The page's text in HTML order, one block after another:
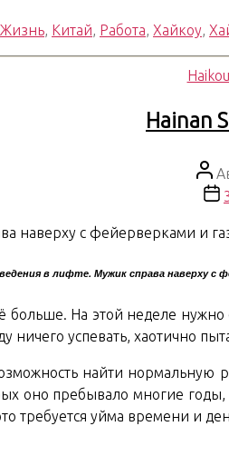
Жизнь, Китай, Работа, Хайкоу,
Haikou
Hainan
в лифте. Мужик справа наверху с
На этой неделе нужно
успевать, хаотично
найти нормальную
оно пребывало многие годы,
требуется уйма времени и